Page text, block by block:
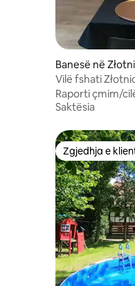
Banesë në
Vilë fshati
Czocha,
Raporti çmim/
Saktësia
Zgjedhja e
Zgjedhja e